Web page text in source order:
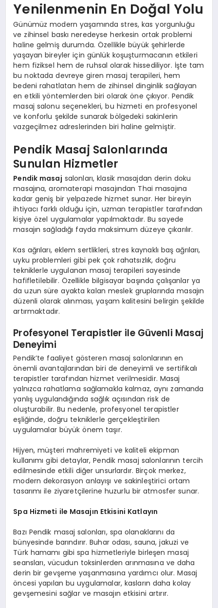
Yenilenmenin En Doğal Yolu
Günümüz modern yaşamında stres, kas yorgunluğu
ve zihinsel baskı neredeyse herkesin ortak problemi
haline gelmiş durumda. Özellikle büyük şehirlerde
yaşayan bireyler için günlük koşuşturmacanın etkileri
hem fiziksel hem de ruhsal olarak hissediliyor. İşte tam
bu noktada devreye giren masaj terapileri, hem
bedeni rahatlatan hem de zihinsel dinginlik sağlayan
en etkili yöntemlerden biri olarak öne çıkıyor. Pendik
masaj salonu seçenekleri, bu hizmeti en profesyonel
ve konforlu şekilde sunarak bölgedeki sakinlerin
vazgeçilmez adreslerinden biri haline gelmiştir.
Pendik Masaj Salonlarında
Sunulan Hizmetler
Pendik masaj salonları, klasik masajdan derin doku
masajına, aromaterapi masajından Thai masajına
kadar geniş bir yelpazede hizmet sunar. Her bireyin
ihtiyacı farklı olduğu için, uzman terapistler tarafından
kişiye özel uygulamalar yapılmaktadır. Bu sayede
masajın sağladığı fayda maksimum düzeye çıkarılır.
Kas ağrıları, eklem sertlikleri, stres kaynaklı baş ağrıları,
uyku problemleri gibi pek çok rahatsızlık, doğru
tekniklerle uygulanan masaj terapileri sayesinde
hafifletilebilir. Özellikle bilgisayar başında çalışanlar ya
da uzun süre ayakta kalan meslek gruplarında masajın
düzenli olarak alınması, yaşam kalitesini belirgin şekilde
artırmaktadır.
Profesyonel Terapistler ile Güvenli Masaj
Deneyimi
Pendik’te faaliyet gösteren masaj salonlarının en
önemli avantajlarından biri de deneyimli ve sertifikalı
terapistler tarafından hizmet verilmesidir. Masaj
yalnızca rahatlama sağlamakla kalmaz, aynı zamanda
yanlış uygulandığında sağlık açısından risk de
oluşturabilir. Bu nedenle, profesyonel terapistler
eşliğinde, doğru tekniklerle gerçekleştirilen
uygulamalar büyük önem taşır.
Hijyen, müşteri mahremiyeti ve kaliteli ekipman
kullanımı gibi detaylar, Pendik masaj salonlarının tercih
edilmesinde etkili diğer unsurlardır. Birçok merkez,
modern dekorasyon anlayışı ve sakinleştirici ortam
tasarımı ile ziyaretçilerine huzurlu bir atmosfer sunar.
Spa Hizmeti ile Masajın Etkisini Katlayın
Bazı Pendik masaj salonları, spa olanaklarını da
bünyesinde barındırır. Buhar odası, sauna, jakuzi ve
Türk hamamı gibi spa hizmetleriyle birleşen masaj
seansları, vücudun toksinlerden arınmasına ve daha
derin bir gevşeme yaşanmasına yardımcı olur. Masaj
öncesi yapılan bu uygulamalar, kasların daha kolay
gevşemesini sağlar ve masajın etkisini artırır.